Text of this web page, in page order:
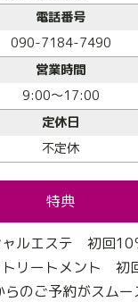
電話番号
090-7184-7490
営業時間
9:00～17:00
定休日
不定休
特典
ャルエステ 初回10
トリートメント 初
のご予約がスムー